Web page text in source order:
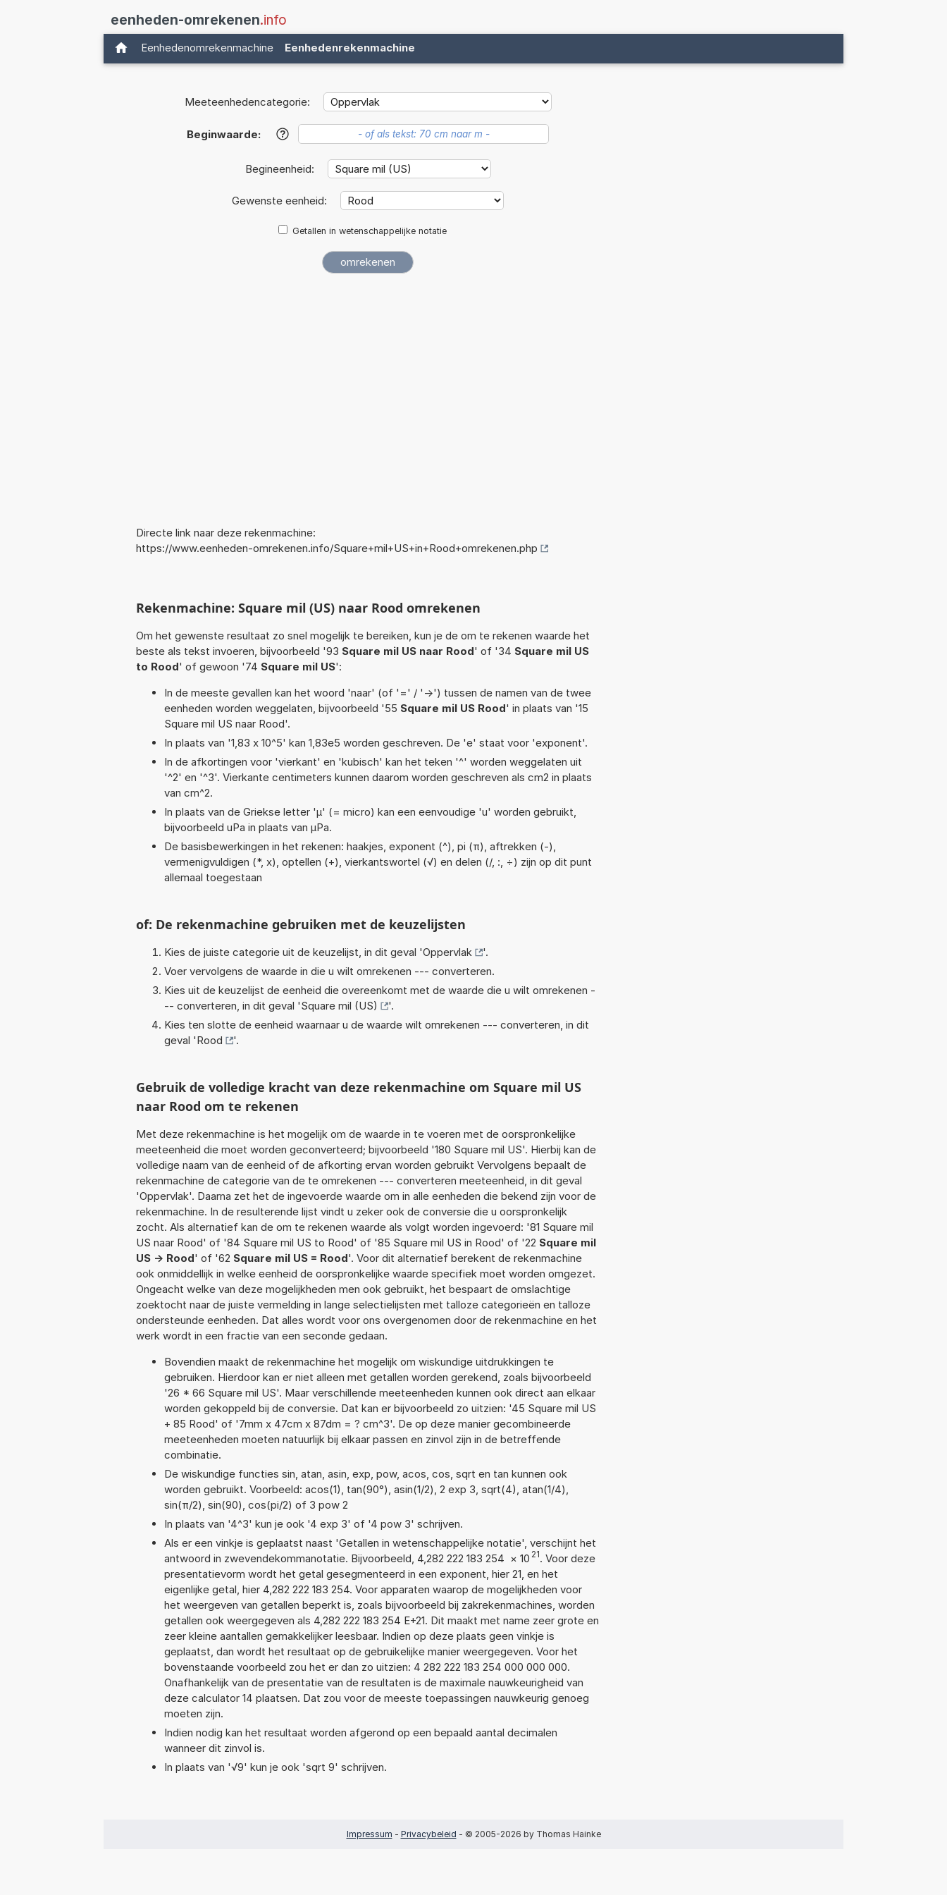
eenheden-omrekenen.info
Eenhedenomrekenmachine Eenhedenrekenmachine
Meeteenhedencategorie:
Beginwaarde: ?
Begineenheid:
Gewenste eenheid:
Getallen in wetenschappelijke notatie
Directe link naar deze rekenmachine:
https://www.eenheden-omrekenen.info/Square+mil+US+in+Rood+omrekenen.php
Rekenmachine: Square mil (US) naar Rood omrekenen
Om het gewenste resultaat zo snel mogelijk te bereiken, kun je de om te rekenen waarde het
beste als tekst invoeren, bijvoorbeeld '93 Square mil US naar Rood' of '34 Square mil US
to Rood' of gewoon '74 Square mil US':
In de meeste gevallen kan het woord 'naar' (of '=' / '->') tussen de namen van de twee
eenheden worden weggelaten, bijvoorbeeld '55 Square mil US Rood' in plaats van '15
Square mil US naar Rood'.
In plaats van '1,83 x 10^5' kan 1,83e5 worden geschreven. De 'e' staat voor 'exponent'.
In de afkortingen voor 'vierkant' en 'kubisch' kan het teken '^' worden weggelaten uit
'^2' en '^3'. Vierkante centimeters kunnen daarom worden geschreven als cm2 in plaats
van cm^2.
In plaats van de Griekse letter 'µ' (= micro) kan een eenvoudige 'u' worden gebruikt,
bijvoorbeeld uPa in plaats van µPa.
De basisbewerkingen in het rekenen: haakjes, exponent (^), pi (π), aftrekken (-),
vermenigvuldigen (*, x), optellen (+), vierkantswortel (√) en delen (/, :, ÷) zijn op dit punt
allemaal toegestaan
of: De rekenmachine gebruiken met de keuzelijsten
Kies de juiste categorie uit de keuzelijst, in dit geval 'Oppervlak
'.
Voer vervolgens de waarde in die u wilt omrekenen --- converteren.
Kies uit de keuzelijst de eenheid die overeenkomt met de waarde die u wilt omrekenen -
-- converteren, in dit geval 'Square mil (US)
'.
Kies ten slotte de eenheid waarnaar u de waarde wilt omrekenen --- converteren, in dit
geval 'Rood '.
Gebruik de volledige kracht van deze rekenmachine om Square mil US
naar Rood om te rekenen
Met deze rekenmachine is het mogelijk om de waarde in te voeren met de oorspronkelijke
meeteenheid die moet worden geconverteerd; bijvoorbeeld '180 Square mil US'. Hierbij kan de
volledige naam van de eenheid of de afkorting ervan worden gebruikt Vervolgens bepaalt de
rekenmachine de categorie van de te omrekenen --- converteren meeteenheid, in dit geval
'Oppervlak'. Daarna zet het de ingevoerde waarde om in alle eenheden die bekend zijn voor de
rekenmachine. In de resulterende lijst vindt u zeker ook de conversie die u oorspronkelijk
zocht. Als alternatief kan de om te rekenen waarde als volgt worden ingevoerd: '81 Square mil
US naar Rood' of '84 Square mil US to Rood' of '85 Square mil US in Rood' of '22 Square mil
US -> Rood' of '62 Square mil US = Rood'. Voor dit alternatief berekent de rekenmachine
ook onmiddellijk in welke eenheid de oorspronkelijke waarde specifiek moet worden omgezet.
Ongeacht welke van deze mogelijkheden men ook gebruikt, het bespaart de omslachtige
zoektocht naar de juiste vermelding in lange selectielijsten met talloze categorieën en talloze
ondersteunde eenheden. Dat alles wordt voor ons overgenomen door de rekenmachine en het
werk wordt in een fractie van een seconde gedaan.
Bovendien maakt de rekenmachine het mogelijk om wiskundige uitdrukkingen te
gebruiken. Hierdoor kan er niet alleen met getallen worden gerekend, zoals bijvoorbeeld
'26 * 66 Square mil US'. Maar verschillende meeteenheden kunnen ook direct aan elkaar
worden gekoppeld bij de conversie. Dat kan er bijvoorbeeld zo uitzien: '45 Square mil US
+ 85 Rood' of '7mm x 47cm x 87dm = ? cm^3'. De op deze manier gecombineerde
meeteenheden moeten natuurlijk bij elkaar passen en zinvol zijn in de betreffende
combinatie.
De wiskundige functies sin, atan, asin, exp, pow, acos, cos, sqrt en tan kunnen ook
worden gebruikt. Voorbeeld: acos(1), tan(90°), asin(1/2), 2 exp 3, sqrt(4), atan(1/4),
sin(π/2), sin(90), cos(pi/2) of 3 pow 2
In plaats van '4^3' kun je ook '4 exp 3' of '4 pow 3' schrijven.
Als er een vinkje is geplaatst naast 'Getallen in wetenschappelijke notatie', verschijnt het
antwoord in zwevendekommanotatie. Bijvoorbeeld, 4,282 222 183 254 × 10 21. Voor deze
presentatievorm wordt het getal gesegmenteerd in een exponent, hier 21, en het
eigenlijke getal, hier 4,282 222 183 254. Voor apparaten waarop de mogelijkheden voor
het weergeven van getallen beperkt is, zoals bijvoorbeeld bij zakrekenmachines, worden
getallen ook weergegeven als 4,282 222 183 254 E+21. Dit maakt met name zeer grote en
zeer kleine aantallen gemakkelijker leesbaar. Indien op deze plaats geen vinkje is
geplaatst, dan wordt het resultaat op de gebruikelijke manier weergegeven. Voor het
bovenstaande voorbeeld zou het er dan zo uitzien: 4 282 222 183 254 000 000 000.
Onafhankelijk van de presentatie van de resultaten is de maximale nauwkeurigheid van
deze calculator 14 plaatsen. Dat zou voor de meeste toepassingen nauwkeurig genoeg
moeten zijn.
Indien nodig kan het resultaat worden afgerond op een bepaald aantal decimalen
wanneer dit zinvol is.
In plaats van '√9' kun je ook 'sqrt 9' schrijven.
Impressum - Privacybeleid - © 2005-2026 by Thomas Hainke